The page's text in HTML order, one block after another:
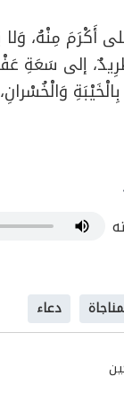
أَكْرَمَ مِنْهُ،
إلى سَعَةِ
دعاء